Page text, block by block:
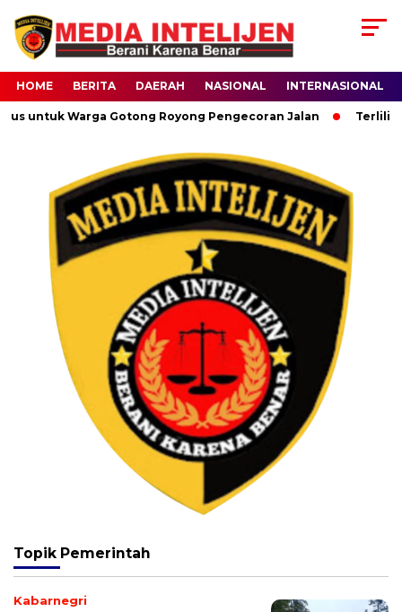
HOME BERITA DAERAH NASIONAL INTERNASIONAL
untuk Warga Gotong Royong Pengecoran Jalan Terlilit
Topik Pemerintah
Kabarnegri